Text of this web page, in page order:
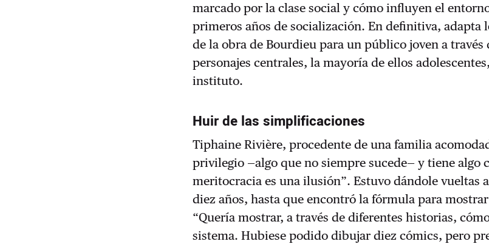
marcado por la clase social y cómo influyen el
primeros años de socialización. En definitiva, adapta
de la obra de Bourdieu para un público joven a través
personajes centrales, la mayoría de ellos
instituto.
Huir de las simplificaciones
Tiphaine Rivière, procedente de una familia
privilegio —algo que no siempre sucede— y tiene algo
meritocracia es una ilusión”. Estuvo dándole vueltas
diez años, hasta que encontró la fórmula para
“Quería mostrar, a través de diferentes historias,
sistema. Hubiese podido dibujar diez cómics, pero